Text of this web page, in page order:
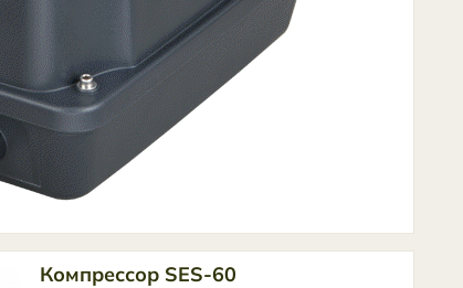
Компрессор SES-60